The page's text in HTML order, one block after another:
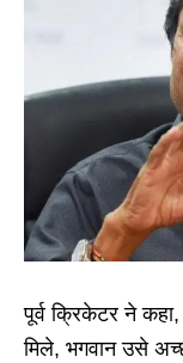
पूर्व क्रिकेटर ने कहा,
मिले, भगवान उसे